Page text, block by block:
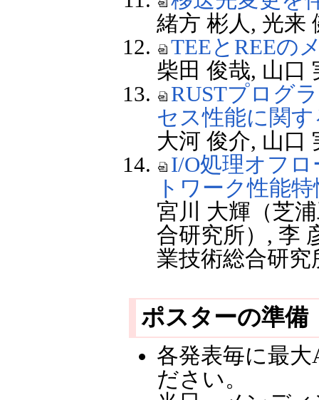
緒方 彬人, 光来
TEEとREEの
柴田 俊哉, 山口
RUSTプログ
セス性能に関
大河 俊介, 山口
I/O処理オフロ
トワーク性能
宮川 大輝（芝
合研究所）, 李
業技術総合研
ポスターの準備
各発表毎に最
ださい。